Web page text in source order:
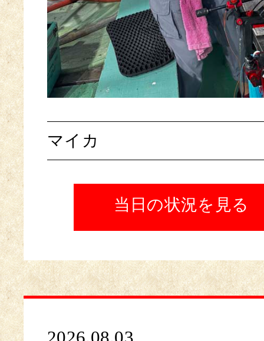
マイカ
当日の状況を見る